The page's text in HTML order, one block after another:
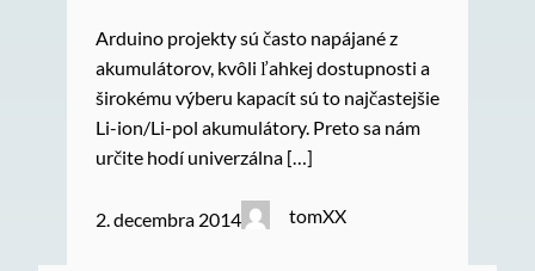
Arduino projekty sú často napájané z
akumulátorov, kvôli ľahkej dostupnosti a
širokému výberu kapacít sú to najčastejšie
Li-ion/Li-pol akumulátory. Preto sa nám
určite hodí univerzálna […]
2. decembra 2014 tomXX